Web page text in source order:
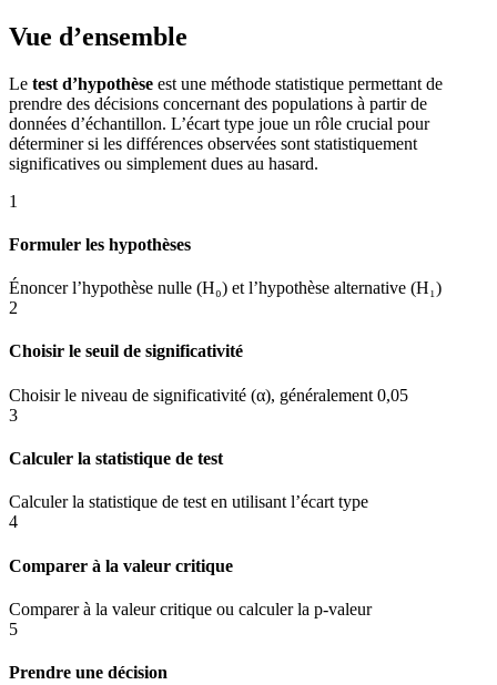
Vue d’ensemble
Le test d’hypothèse est une méthode statistique permettant de
prendre des décisions concernant des populations à partir de
données d’échantillon. L’écart type joue un rôle crucial pour
déterminer si les différences observées sont statistiquement
significatives ou simplement dues au hasard.
1
Formuler les hypothèses
Énoncer l’hypothèse nulle (H₀) et l’hypothèse alternative (H₁)
2
Choisir le seuil de significativité
Choisir le niveau de significativité (α), généralement 0,05
3
Calculer la statistique de test
Calculer la statistique de test en utilisant l’écart type
4
Comparer à la valeur critique
Comparer à la valeur critique ou calculer la p-valeur
5
Prendre une décision